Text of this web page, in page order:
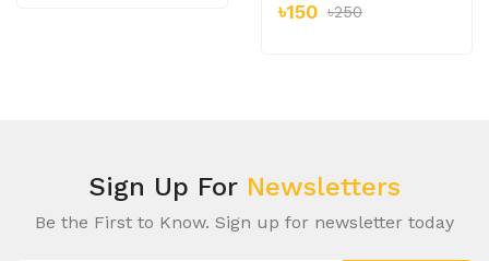
৳150 ৳250
Sign Up For Newsletters
Be the First to Know. Sign up for newsletter today